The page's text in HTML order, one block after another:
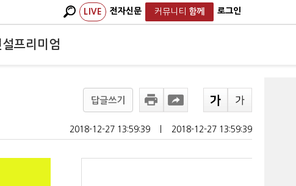
LIVE 전자신문 커뮤니티 함께 로그인
설프리미엄
답글쓰기
2018-12-27 13:59:39 2018-12-27 13:59:39